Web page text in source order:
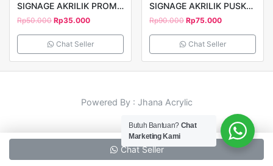
SIGNAGE AKRILIK PROMOTION CARRO PRINT UV 20X20CM
Rp50.000 Rp35.000
Chat Seller
SIGNAGE AKRILIK PUSKESMAS DAFTAR PETUGAS 30X20CM
Rp90.000 Rp75.000
Chat Seller
Powered By : Jhana Acrylic
Butuh Bantuan? Chat
Marketing Kami
Chat Seller